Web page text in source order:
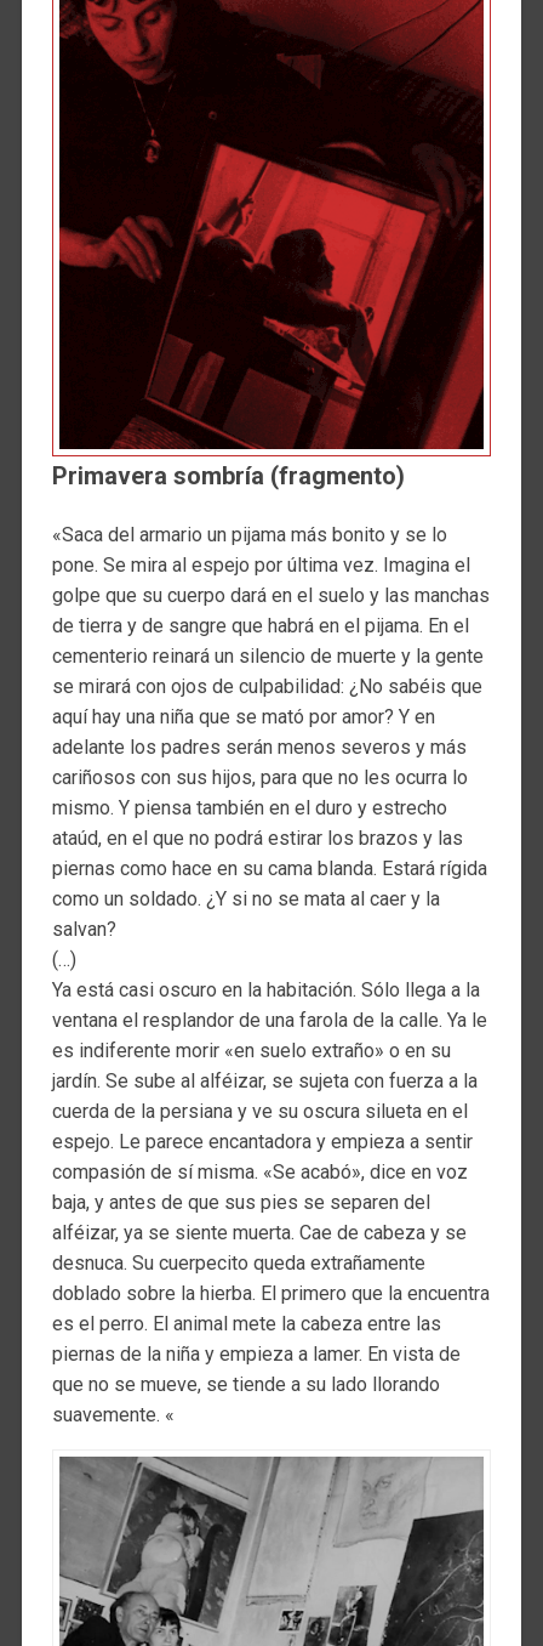
Primavera sombría (fragmento)
«Saca del armario un pijama más bonito y se lo
pone. Se mira al espejo por última vez. Imagina el
golpe que su cuerpo dará en el suelo y las manchas
de tierra y de sangre que habrá en el pijama. En el
cementerio reinará un silencio de muerte y la gente
se mirará con ojos de culpabilidad: ¿No sabéis que
aquí hay una niña que se mató por amor? Y en
adelante los padres serán menos severos y más
cariñosos con sus hijos, para que no les ocurra lo
mismo. Y piensa también en el duro y estrecho
ataúd, en el que no podrá estirar los brazos y las
piernas como hace en su cama blanda. Estará rígida
como un soldado. ¿Y si no se mata al caer y la
salvan?
(…)
Ya está casi oscuro en la habitación. Sólo llega a la
ventana el resplandor de una farola de la calle. Ya le
es indiferente morir «en suelo extraño» o en su
jardín. Se sube al alféizar, se sujeta con fuerza a la
cuerda de la persiana y ve su oscura silueta en el
espejo. Le parece encantadora y empieza a sentir
compasión de sí misma. «Se acabó», dice en voz
baja, y antes de que sus pies se separen del
alféizar, ya se siente muerta. Cae de cabeza y se
desnuca. Su cuerpecito queda extrañamente
doblado sobre la hierba. El primero que la encuentra
es el perro. El animal mete la cabeza entre las
piernas de la niña y empieza a lamer. En vista de
que no se mueve, se tiende a su lado llorando
suavemente. «